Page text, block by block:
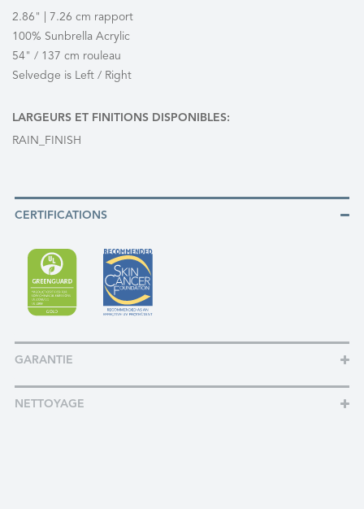
2.86" | 7.26 cm rapport
100% Sunbrella Acrylic
54" / 137 cm rouleau
Selvedge is Left / Right
LARGEURS ET FINITIONS DISPONIBLES:
RAIN_FINISH
CERTIFICATIONS
GARANTIE
NETTOYAGE